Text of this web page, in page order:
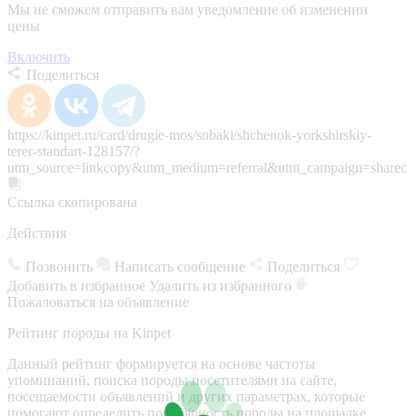
Мы не сможем отправить вам уведомление об изменении
цены
Включить
Поделиться
https://kinpet.ru/card/drugie-mos/sobaki/shchenok-yorkshirskiy-
terer-standart-128157/?
Ссылка скопирована
Действия
Позвонить Написать сообщение
Поделиться
Добавить в избранное Удалить из избранного
Пожаловаться на объявление
Рейтинг породы на Kinpet
Данный рейтинг формируется на основе частоты
упоминаний, поиска породы посетителями на сайте,
посещаемости объявлений и других параметрах, которые
помогают определить популярность породы на площадке